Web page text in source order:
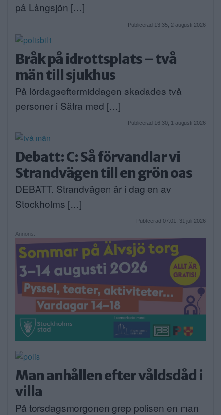
på Långsjön […]
Publicerad 13:35, 2 augusti 2026
Bråk på idrottsplats – två
män till sjukhus
På lördagseftermiddagen skadades två
personer i Sätra med […]
Publicerad 16:30, 1 augusti 2026
Debatt: C: Så förvandlar vi
Strandvägen till en grön oas
DEBATT. Strandvägen är i dag en av
Stockholms […]
Publicerad 07:01, 31 juli 2026
Annons:
Man anhållen efter våldsdåd i
villa
På torsdagsmorgonen grep polisen en man